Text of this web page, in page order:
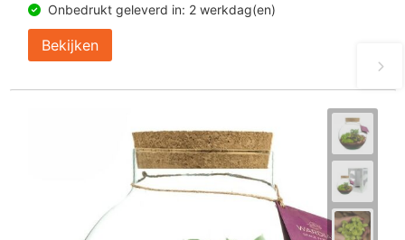
Onbedrukt geleverd in: 2 werkdag(en)
Bekijken